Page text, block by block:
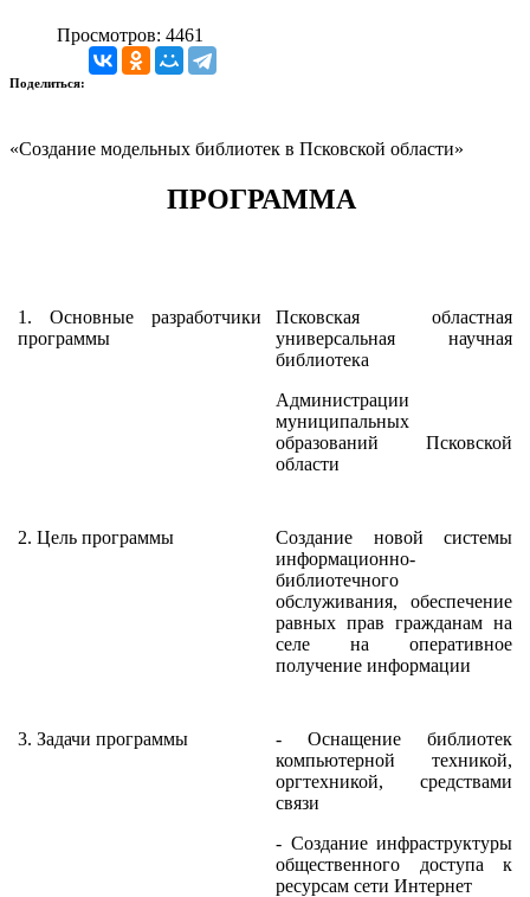
Просмотров: 4461
Поделиться:
«Создание модельных библиотек в Псковской области»
ПРОГРАММА
1. Основные разработчики
программы
Псковская областная
универсальная научная
библиотека
Администрации
муниципальных
образований Псковской
области
2. Цель программы
Создание новой системы
информационно-
библиотечного
обслуживания, обеспечение
равных прав гражданам на
селе на оперативное
получение информации
3. Задачи программы
- Оснащение библиотек
компьютерной техникой,
оргтехникой, средствами
связи
- Создание инфраструктуры
общественного доступа к
ресурсам сети Интернет